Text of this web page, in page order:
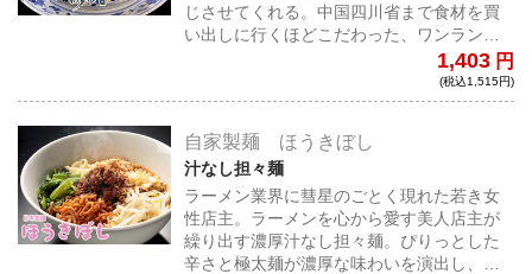
じさせてくれる。中国四川省まで食材を買
い出しに行くほどこだわった、ワンランク
上の高級四川料理店の担担麺を是非お試し
1,403 円
(税込1,515円)
自家製麺 ほうきぼし
汁なし担々麺
ラーメン業界に彗星のごとく現れた若き女
性店主。ラーメンを心から愛す美人店主が
繰り出す濃厚汁なし担々麺。ぴりっとした
辛さと極太麺が濃厚な味わいを演出し、後